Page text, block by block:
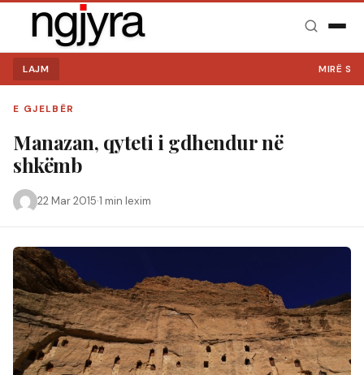
LAJM MIRË SE
E GJELBËR
Manazan, qyteti i gdhendur në
shkëmb
22 Mar 2015·1 min lexim